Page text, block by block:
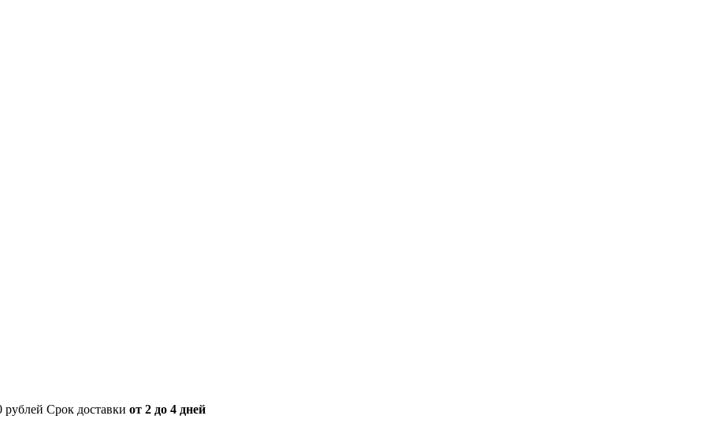
рублей Срок доставки от 2 до 4 дней